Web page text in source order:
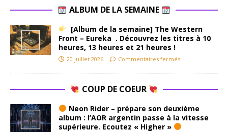
ALBUM DE LA SEMAINE
[Album de la semaine] The Western
Front – Eureka . Découvrez les titres à 10
heures, 13 heures et 21 heures !
20 juillet 2026 Commentaires fermés
COUP DE COEUR
Neon Rider – prépare son deuxième
album : l’AOR argentin passe à la vitesse
supérieure. Ecoutez « Higher »